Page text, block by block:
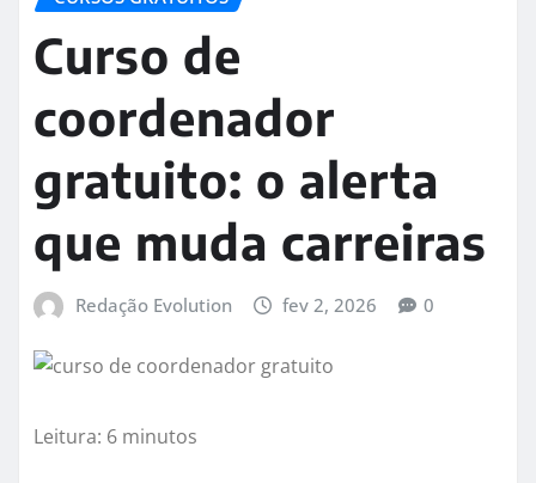
Curso de
coordenador
gratuito: o alerta
que muda carreiras
Redação Evolution fev 2, 2026 0
Leitura: 6 minutos